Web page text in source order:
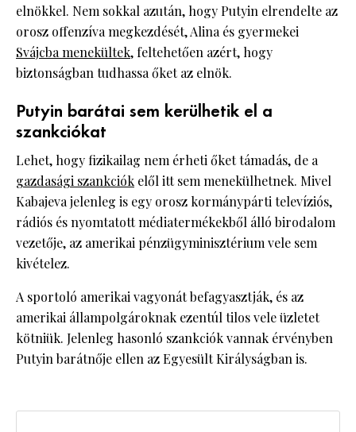
elnökkel. Nem sokkal azután, hogy Putyin elrendelte az
orosz offenzíva megkezdését, Alina és gyermekei
Svájcba menekültek, feltehetően azért, hogy
biztonságban tudhassa őket az elnök.
Putyin barátai sem kerülhetik el a
szankciókat
Lehet, hogy fizikailag nem érheti őket támadás, de a
gazdasági szankciók elől itt sem menekülhetnek. Mivel
Kabajeva jelenleg is egy orosz kormánypárti televíziós,
rádiós és nyomtatott médiatermékekből álló birodalom
vezetője, az amerikai pénzügyminisztérium vele sem
kivételez.
A sportoló amerikai vagyonát befagyasztják, és az
amerikai állampolgároknak ezentúl tilos vele üzletet
kötniük. Jelenleg hasonló szankciók vannak érvényben
Putyin barátnője ellen az Egyesült Királyságban is.